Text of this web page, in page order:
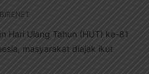
Hari Ulang Tahun (HUT) ke-81
masyarakat diajak ikut